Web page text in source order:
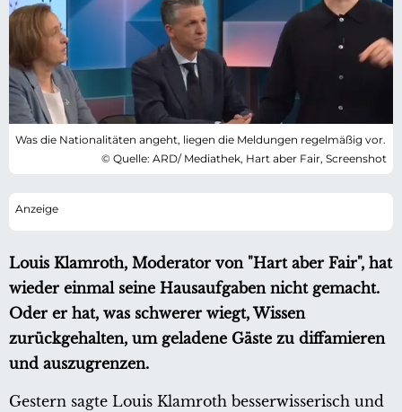
Was die Nationalitäten angeht, liegen die Meldungen regelmäßig vor.
© Quelle: ARD/ Mediathek, Hart aber Fair, Screenshot
Louis Klamroth, Moderator von "Hart aber Fair", hat
wieder einmal seine Hausaufgaben nicht gemacht.
Oder er hat, was schwerer wiegt, Wissen
zurückgehalten, um geladene Gäste zu diffamieren
und auszugrenzen.
Gestern sagte Louis Klamroth besserwisserisch und